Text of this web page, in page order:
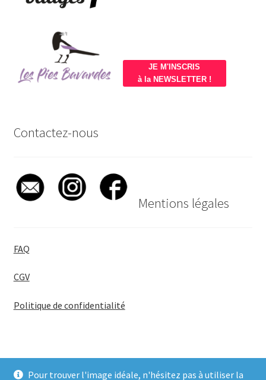
Pour trouver l'image idéale, n'hésitez pas à utiliser la
JE M'INSCRIS
à la NEWSLETTER !
Contactez-nous
Mentions légales
FAQ
CGV
Politique de confidentialité